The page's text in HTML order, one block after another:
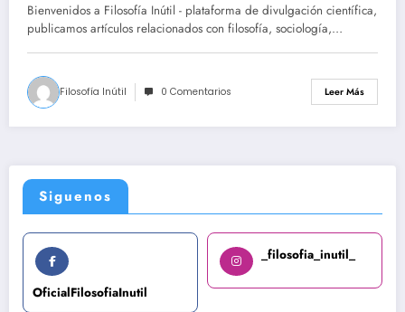
Bienvenidos a Filosofía Inútil - plataforma de divulgación científica,
publicamos artículos relacionados con filosofía, sociología,…
Filosofía Inútil 0 Comentarios Leer Más
Siguenos
OficialFilosofiaInutil
_filosofia_inutil_